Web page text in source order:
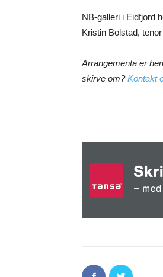
NB-galleri i Eidfjord
Kristin Bolstad,
Arrangementa er
skirve om?Kontakt